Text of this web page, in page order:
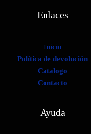
Enlaces
Inicio
Política de devolución
Catalogo
Contacto
Ayuda